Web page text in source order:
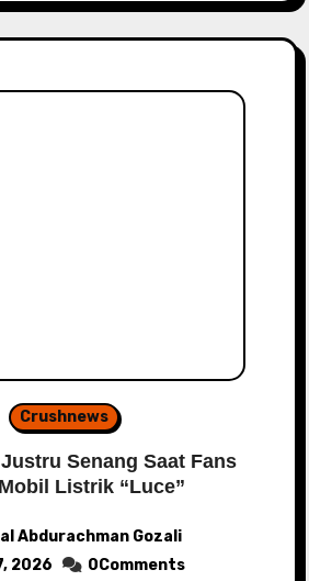
Crushnews
Senang Saat Fans
Listrik “Luce”
Abdurachman Gozali
2026
0Comments